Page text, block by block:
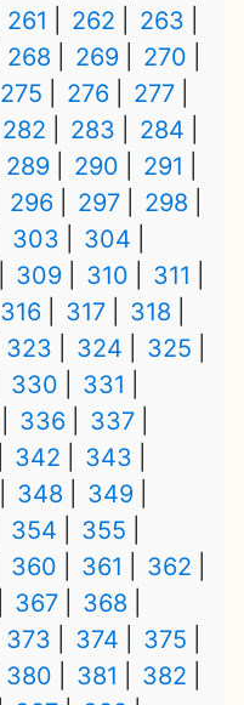
261 262
263
268 269
270
275 276
277
282 283
284
289 290
291
296 297
298
303
304
309 310
311
316 317
318
323 324
325
330
331
336
337
342
343
348
349
354
355
360 361
362
367
368
373 374
375
380 381
382